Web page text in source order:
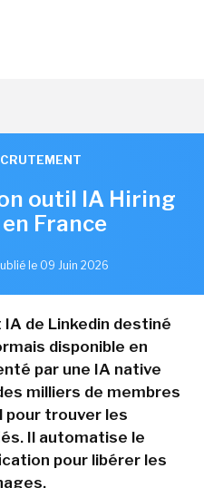
outil IA Hiring
France
le 09 Juin 2026
de Linkedin destiné
disponible en
par une IA native
milliers de membres
pour trouver les
Il automatise le
pour libérer les